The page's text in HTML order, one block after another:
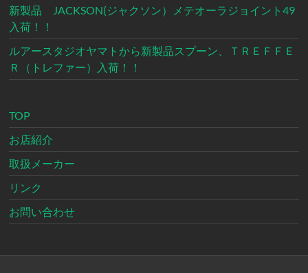
新製品 JACKSON(ジャクソン）メテオーラジョイント49
入荷！！
ルアースタジオヤマトから新製品スプーン、ＴＲＥＦＦＥ
Ｒ（トレファー）入荷！！
TOP
お店紹介
取扱メーカー
リンク
お問い合わせ